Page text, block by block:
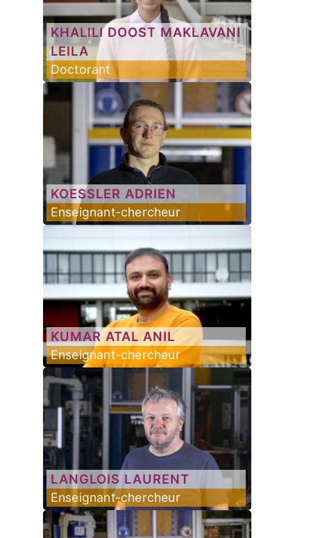
KHALILI DOOST MAKLAVANI
LEILA
Doctorant
KOESSLER ADRIEN
Enseignant-chercheur
KUMAR ATAL ANIL
Enseignant-chercheur
LANGLOIS LAURENT
Enseignant-chercheur